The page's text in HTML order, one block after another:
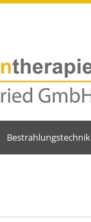
Bestrahlungstechnik